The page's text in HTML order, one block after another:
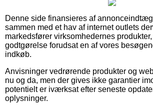
Denne side finansieres af
sammen med et hav af internet outlets
markedsfører virksomhedernes
godtgørelse forudsat en af vores
indkøb.
Anvisninger vedrørende produkter og
nu og da, men der gives ikke garantier
potentielt er iværksat efter seneste
oplysninger.